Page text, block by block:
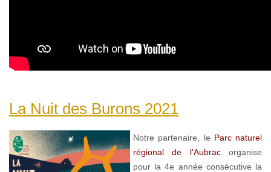
La Nuit des Burons 2021
Notre partenaire, le Parc naturel
régional de l'Aubracorganise
pour la 4e année consécutive la